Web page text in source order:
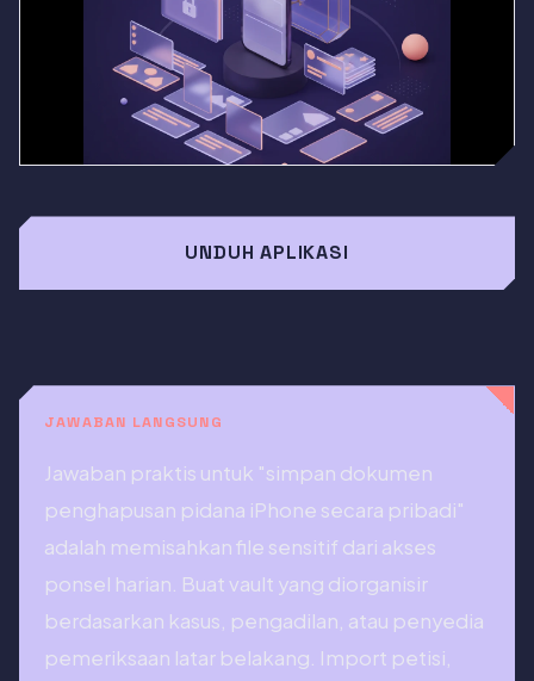
UNDUH APLIKASI
JAWABAN LANGSUNG
Jawaban praktis untuk "simpan dokumen
penghapusan pidana iPhone secara pribadi"
adalah memisahkan file sensitif dari akses
ponsel harian. Buat vault yang diorganisir
berdasarkan kasus, pengadilan, atau penyedia
pemeriksaan latar belakang. Import petisi,